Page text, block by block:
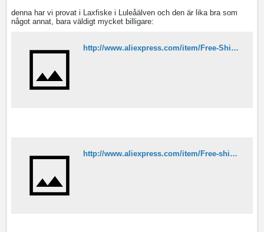
denna har vi provat i Laxfiske i Luleåälven och den är lika bra som
något annat, bara väldigt mycket billigare:
http://www.aliexpress.com/item/Free-Shipping-1PCS-300M-GREEN-PE-BRAID-FISHING-LINE-Braided-wire-28LB-140LB-A-Fishing-Tackle/596132553.html
http://www.aliexpress.com/item/Free-shipping-50lb-1000m-8-strand-PE-braided-fishing-line-fishing-thread-yellow-color/1831182536.html